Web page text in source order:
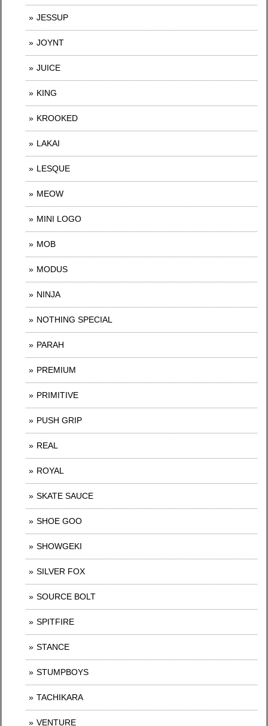
JESSUP
JOYNT
JUICE
KING
KROOKED
LAKAI
LESQUE
MEOW
MINI LOGO
MOB
MODUS
NINJA
NOTHING SPECIAL
PARAH
PREMIUM
PRIMITIVE
PUSH GRIP
REAL
ROYAL
SKATE SAUCE
SHOE GOO
SHOWGEKI
SILVER FOX
SOURCE BOLT
SPITFIRE
STANCE
STUMPBOYS
TACHIKARA
VENTURE